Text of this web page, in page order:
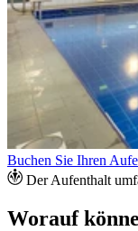
Buchen Sie Ihren
Der Aufenthalt
Worauf